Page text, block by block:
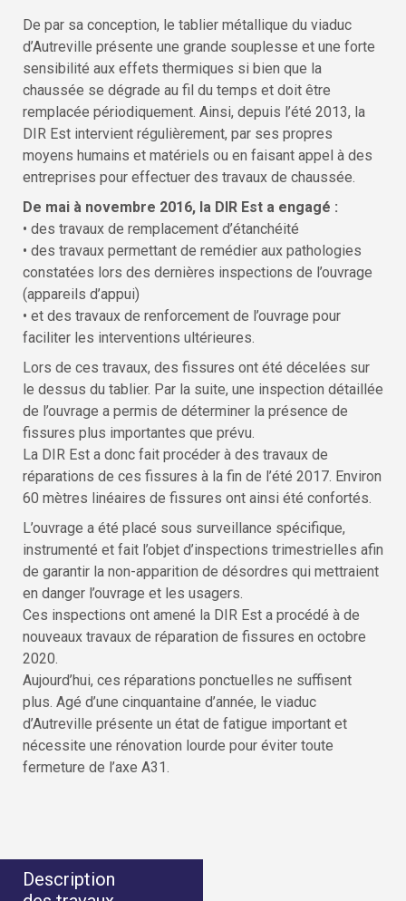
De par sa conception, le tablier métallique du viaduc
d’Autreville présente une grande souplesse et une forte
sensibilité aux effets thermiques si bien que la
chaussée se dégrade au fil du temps et doit être
remplacée périodiquement. Ainsi, depuis l’été 2013, la
DIR Est intervient régulièrement, par ses propres
moyens humains et matériels ou en faisant appel à des
entreprises pour effectuer des travaux de chaussée.
De mai à novembre 2016, la DIR Est a engagé :
• des travaux de remplacement d’étanchéité
• des travaux permettant de remédier aux pathologies
constatées lors des dernières inspections de l’ouvrage
(appareils d’appui)
• et des travaux de renforcement de l’ouvrage pour
faciliter les interventions ultérieures.
Lors de ces travaux, des fissures ont été décelées sur
le dessus du tablier. Par la suite, une inspection détaillée
de l’ouvrage a permis de déterminer la présence de
fissures plus importantes que prévu.
La DIR Est a donc fait procéder à des travaux de
réparations de ces fissures à la fin de l’été 2017. Environ
60 mètres linéaires de fissures ont ainsi été confortés.
L’ouvrage a été placé sous surveillance spécifique,
instrumenté et fait l’objet d’inspections trimestrielles afin
de garantir la non-apparition de désordres qui mettraient
en danger l’ouvrage et les usagers.
Ces inspections ont amené la DIR Est a procédé à de
nouveaux travaux de réparation de fissures en octobre
2020.
Aujourd’hui, ces réparations ponctuelles ne suffisent
plus. Agé d’une cinquantaine d’année, le viaduc
d’Autreville présente un état de fatigue important et
nécessite une rénovation lourde pour éviter toute
fermeture de l’axe A31.
Description